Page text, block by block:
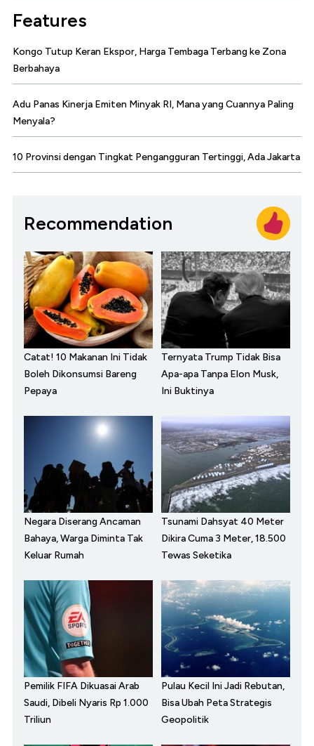
Features
Kongo Tutup Keran Ekspor, Harga Tembaga Terbang ke Zona
Berbahaya
Adu Panas Kinerja Emiten Minyak RI, Mana yang Cuannya Paling
Menyala?
10 Provinsi dengan Tingkat Pengangguran Tertinggi, Ada Jakarta
Recommendation
Catat! 10 Makanan Ini Tidak
Boleh Dikonsumsi Bareng
Pepaya
Ternyata Trump Tidak Bisa
Apa-apa Tanpa Elon Musk,
Ini Buktinya
Negara Diserang Ancaman
Bahaya, Warga Diminta Tak
Keluar Rumah
Tsunami Dahsyat 40 Meter
Dikira Cuma 3 Meter, 18.500
Tewas Seketika
Pemilik FIFA Dikuasai Arab
Saudi, Dibeli Nyaris Rp 1.000
Triliun
Pulau Kecil Ini Jadi Rebutan,
Bisa Ubah Peta Strategis
Geopolitik